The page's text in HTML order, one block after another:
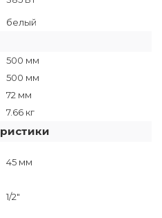
белый
500 мм
500 мм
72 мм
7.66 кг
45 мм
1/2"